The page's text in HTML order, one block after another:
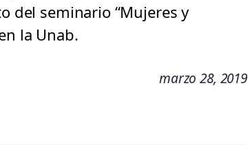
del seminario “Mujeres y
la Unab.
marzo 28, 2019